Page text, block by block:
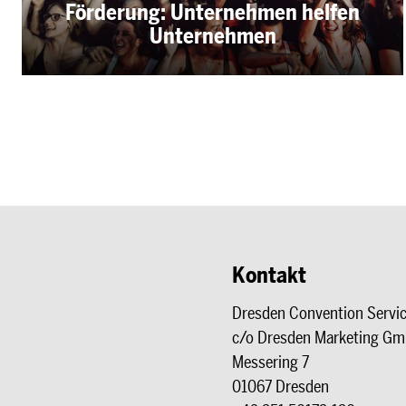
Förderung: Unternehmen helfen
Unternehmen
Kontakt
Dresden Convention
c/o Dresden Marketing
Messering 7
01067 Dresden